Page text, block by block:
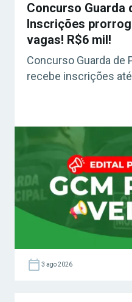
Concurso Guarda
Inscrições
vagas! R$6 mil!
Concurso Guarda de
recebe inscrições
3 ago 2026